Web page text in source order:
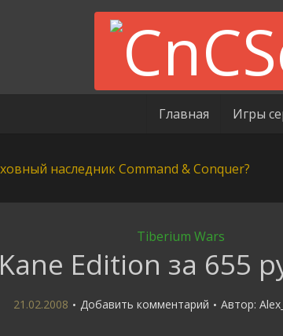
Главная Игры
Tiberium Wars
Kane Edition за 655
21.02.2008 Добавить комментарий Автор: